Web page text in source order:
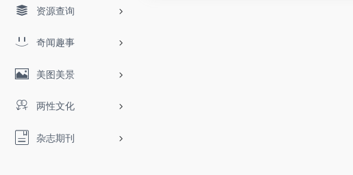
资源查询
奇闻趣事
美图美景
两性文化
杂志期刊